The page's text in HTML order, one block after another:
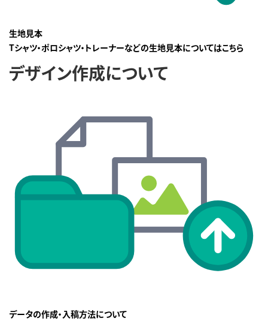
生地見本
Tシャツ・ポロシャツ・トレーナーなどの生地見本についてはこちら
デザイン作成について
データの作成・入稿方法について